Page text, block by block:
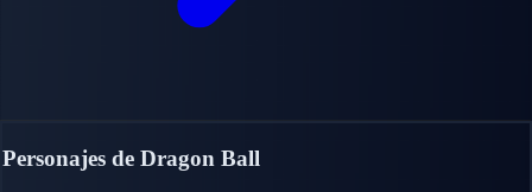
Personajes de Dragon Ball